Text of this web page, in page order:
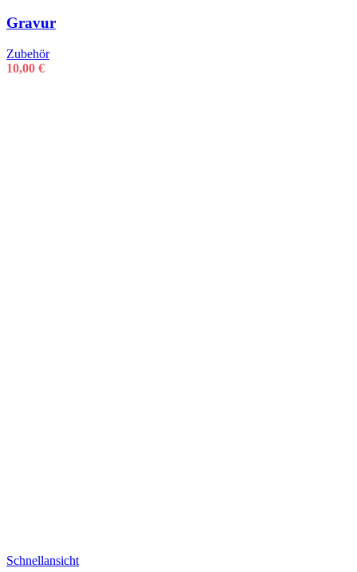
Gravur
Zubehör
10,00 €
Schnellansicht